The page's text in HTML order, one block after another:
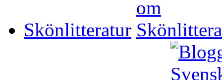
Skönlitteratur